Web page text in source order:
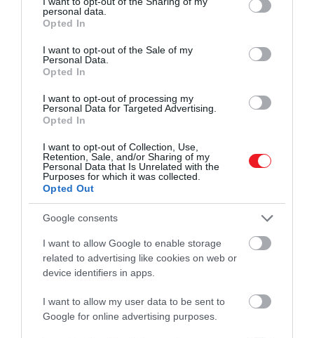
grant or deny consent to Google and its third-party tags to
use your data for below specified purposes in below Google
consent section.
personal data.
Opted In
I want to opt-out of the Sale of my
Personal Data.
Opted In
I want to opt-out of processing my
Personal Data for Targeted Advertising.
Opted In
I want to opt-out of Collection, Use,
Retention, Sale, and/or Sharing of my
Personal Data that Is Unrelated with the
Purposes for which it was collected.
Opted Out
Google consents
I want to allow Google to enable storage
related to advertising like cookies on web or
device identifiers in apps.
I want to allow my user data to be sent to
Google for online advertising purposes.
források ismegerősítették
kiemelkedő figyelmet szentelnek annak, hogy
gyermekeik a lehető legnormálisabb gyerekkort
élhessék meg, távol a média kereszttüzétől.
Katalin és Vilmos 2026-ban